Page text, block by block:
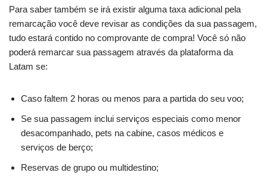
Para saber também se irá existir alguma taxa adicional pela
remarcação você deve revisar as condições da sua passagem,
tudo estará contido no comprovante de compra! Você só não
poderá remarcar sua passagem através da plataforma da
Latam se:
Caso faltem 2 horas ou menos para a partida do seu voo;
Se sua passagem inclui serviços especiais como menor
desacompanhado, pets na cabine, casos médicos e
serviços de berço;
Reservas de grupo ou multidestino;